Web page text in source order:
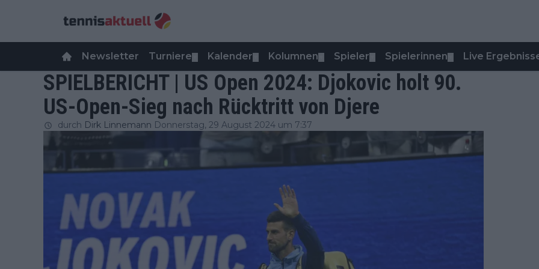
Newsletter Turniere Kalender Kolumnen Spieler Spielerinnen Live
SPIELBERICHT | US Open 2024: Djokovic holt 90.
US-Open-Sieg nach Rücktritt von Djere
durch Dirk Linnemann Donnerstag, 29 August 2024 um 7:37